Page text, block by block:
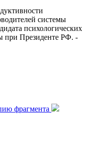
системы
психологических
при Президенте РФ. -
фрагмента